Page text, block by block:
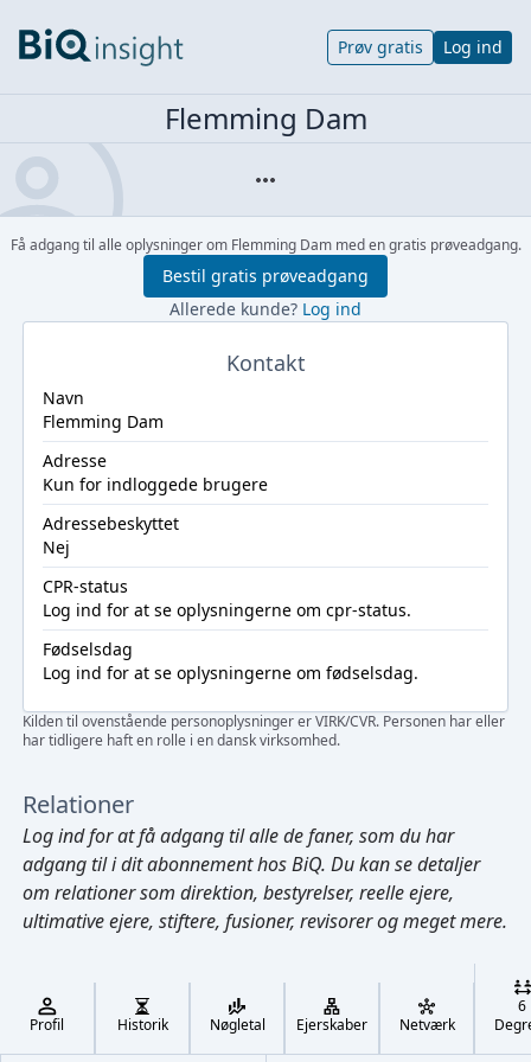
Cmd/Ctrl + K
Prøv gratis Log ind
Flemming Dam
Få adgang til alle oplysninger om Flemming Dam med en gratis prøveadgang.
Bestil gratis prøveadgang
Allerede kunde? Log ind
Kontakt
Navn
Flemming Dam
Adresse
Kun for indloggede brugere
Adressebeskyttet
Nej
CPR-status
Log ind for at se oplysningerne om cpr-status.
Fødselsdag
Log ind for at se oplysningerne om fødselsdag.
Kilden til ovenstående personoplysninger er VIRK/CVR. Personen har eller
har tidligere haft en rolle i en dansk virksomhed.
Relationer
Log indfor at få adgang til alle de faner, som du har
adgang til i dit abonnement hos BiQ. Du kan se detaljer
om relationer som direktion, bestyrelser, reelle ejere,
ultimative ejere, stiftere, fusioner, revisorer og meget mere.
Profil Historik Nøgletal Ejerskaber Netværk
6